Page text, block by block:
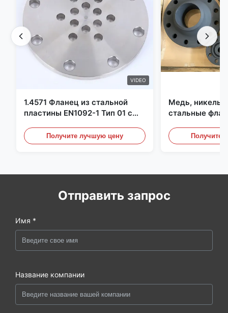
VIDEO
1.4571 Фланец из стальной
пластины EN1092-1 Тип 01 с
2
Получите лучшую цену
Медь, никель,
стальные
углеродистой
Получите
Отправить запрос
Имя *
Название компании